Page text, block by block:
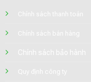
Chính sách thanh toán
Chính sách bán hàng
Chính sách bảo hành
Quy định công ty